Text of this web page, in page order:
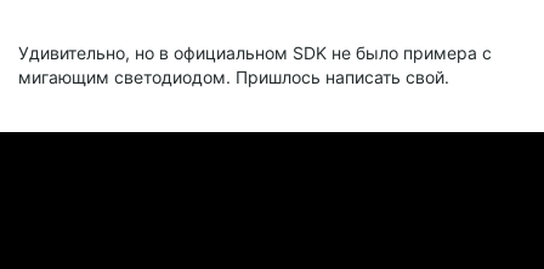
Удивительно, но в официальном SDK не было примера с
мигающим светодиодом. Пришлось написать свой.